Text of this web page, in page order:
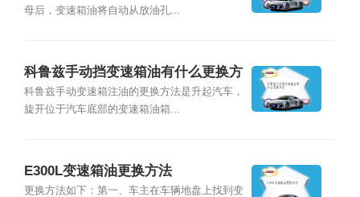
母后，变速箱油将自动从放油孔...
科鲁兹手动挡变速箱油有什么更换方
法
科鲁兹手动变速箱注油的更换方法是升起汽车，
旋开位于汽车底部的变速箱油箱...
E300L变速箱油更换方法
更换方法如下：第一、车主在车辆地盘上找到变